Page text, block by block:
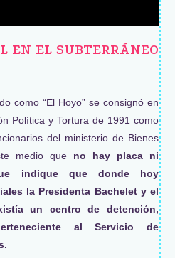
EN EL SUBTERRÁNEO
como “El Hoyo” se consignó en
Política y Tortura de 1991 como
del ministerio de Bienes
medio que no hay placa ni
indique que donde hoy
la Presidenta Bachelet y el
un centro de detención,
al Servicio de